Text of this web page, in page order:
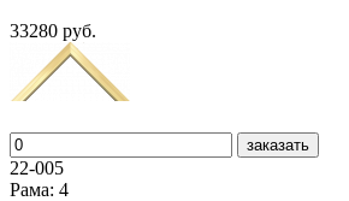
33280 руб.
заказать
22-005
Рама: 4